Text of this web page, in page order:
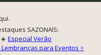
SAZONAIS:
☀️Especial Verão
Lembranças para Eventos >